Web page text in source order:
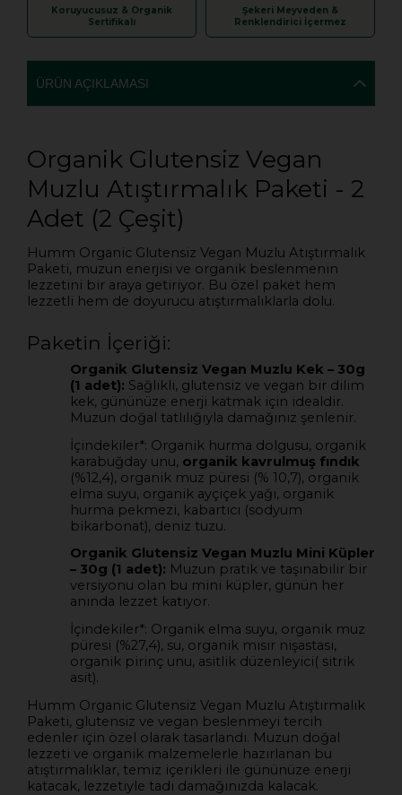
Koruyucusuz & Organik
Sertifikalı
Şekeri Meyveden &
Renklendirici İçermez
ÜRÜN AÇIKLAMASI
Organik Glutensiz Vegan
Muzlu Atıştırmalık Paketi - 2
Adet (2 Çeşit)
Humm Organic Glutensiz Vegan Muzlu Atıştırmalık
Paketi, muzun enerjisi ve organik beslenmenin
lezzetini bir araya getiriyor. Bu özel paket hem
lezzetli hem de doyurucu atıştırmalıklarla dolu.
Paketin İçeriği:
Organik Glutensiz Vegan Muzlu Kek – 30g
(1 adet): Sağlıklı, glutensiz ve vegan bir dilim
kek, gününüze enerji katmak için idealdir.
Muzun doğal tatlılığıyla damağınız şenlenir.
İçindekiler*: Organik hurma dolgusu, organik
karabuğday unu, organik kavrulmuş fındık
(%12,4), organik muz püresi (% 10,7), organik
elma suyu, organik ayçiçek yağı, organik
hurma pekmezi, kabartıcı (sodyum
bikarbonat), deniz tuzu.
Organik Glutensiz Vegan Muzlu Mini Küpler
– 30g (1 adet): Muzun pratik ve taşınabilir bir
versiyonu olan bu mini küpler, günün her
anında lezzet katıyor.
İçindekiler*: Organik elma suyu, organik muz
püresi (%27,4), su, organik mısır nişastası,
organik pirinç unu, asitlik düzenleyici( sitrik
asit).
Humm Organic Glutensiz Vegan Muzlu Atıştırmalık
Paketi, glutensiz ve vegan beslenmeyi tercih
edenler için özel olarak tasarlandı. Muzun doğal
lezzeti ve organik malzemelerle hazırlanan bu
atıştırmalıklar, temiz içerikleri ile gününüze enerji
katacak, lezzetiyle tadı damağınızda kalacak.